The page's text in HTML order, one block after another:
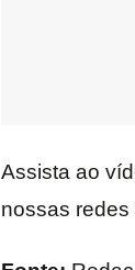
Assista ao
nossas